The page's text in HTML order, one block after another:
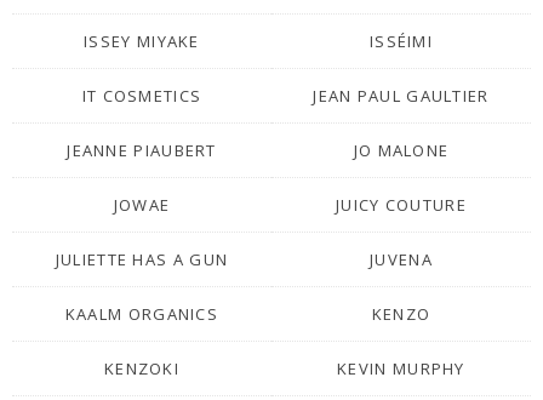
ISSEY MIYAKE ISSÉIMI
IT COSMETICS JEAN PAUL GAULTIER
JEANNE PIAUBERT JO MALONE
JOWAE JUICY COUTURE
JULIETTE HAS A GUN JUVENA
KAALM ORGANICS KENZO
KENZOKI KEVIN MURPHY